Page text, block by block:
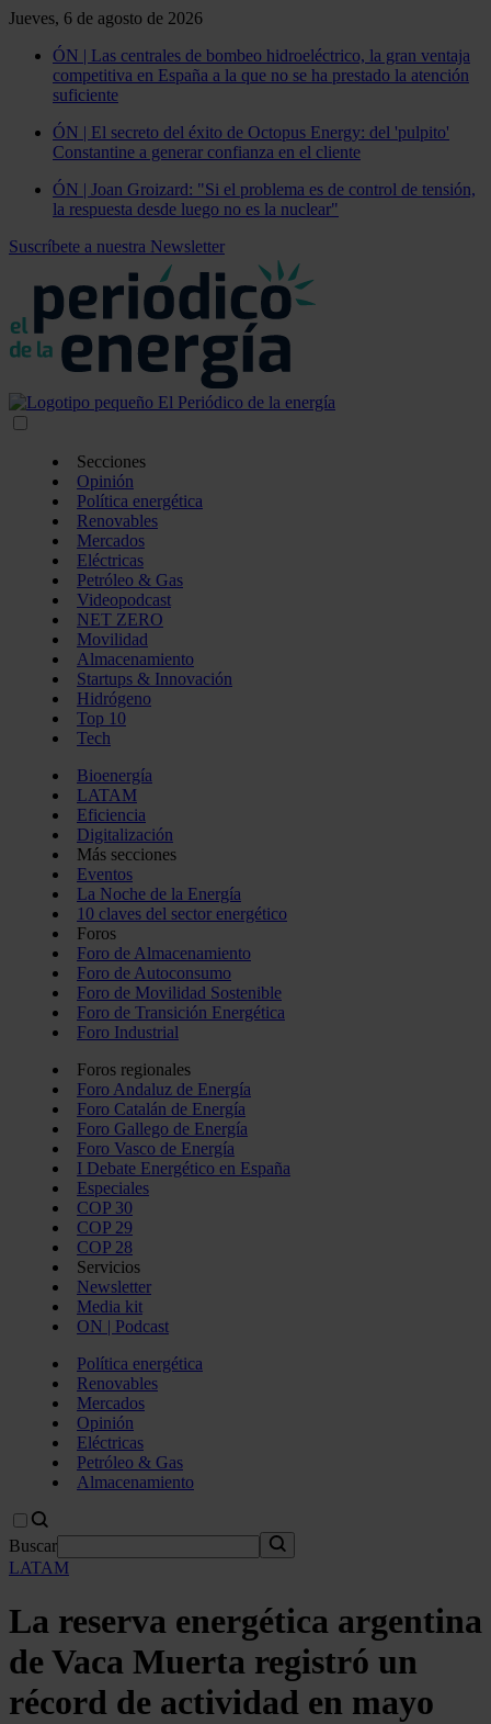
Jueves, 6 de agosto de 2026
ÓN | Las centrales de bombeo hidroeléctrico, la gran ventaja
competitiva en España a la que no se ha prestado la atención
suficiente
ÓN | El secreto del éxito de Octopus Energy: del 'pulpito'
Constantine a generar confianza en el cliente
ÓN | Joan Groizard: "Si el problema es de control de tensión,
la respuesta desde luego no es la nuclear"
Suscríbete a nuestra Newsletter
Secciones
Opinión
Política energética
Renovables
Mercados
Eléctricas
Petróleo & Gas
Videopodcast
NET ZERO
Movilidad
Almacenamiento
Startups & Innovación
Hidrógeno
Top 10
Tech
Bioenergía
LATAM
Eficiencia
Digitalización
Más secciones
Eventos
La Noche de la Energía
10 claves del sector energético
Foros
Foro de Almacenamiento
Foro de Autoconsumo
Foro de Movilidad Sostenible
Foro de Transición Energética
Foro Industrial
Foros regionales
Foro Andaluz de Energía
Foro Catalán de Energía
Foro Gallego de Energía
Foro Vasco de Energía
I Debate Energético en España
Especiales
COP 30
COP 29
COP 28
Servicios
Newsletter
Media kit
ON | Podcast
Política energética
Renovables
Mercados
Opinión
Eléctricas
Petróleo & Gas
Almacenamiento
Buscar
LATAM
La reserva energética argentina
de Vaca Muerta registró un
récord de actividad en mayo